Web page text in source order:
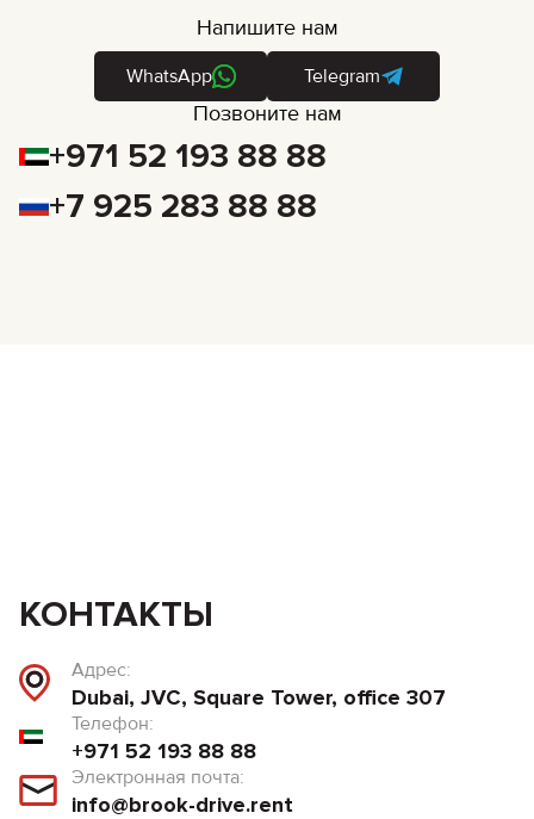
Напишите нам
WhatsApp Telegram
Позвоните нам
+971 52 193 88 88
+7 925 283 88 88
КОНТАКТЫ
Адрес:
Dubai, JVC, Square Tower, office 307
Телефон:
+971 52 193 88 88
Электронная почта:
info@brook-drive.rent